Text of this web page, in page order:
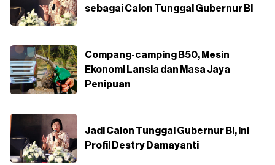
sebagai Calon Tunggal Gubernur BI
Compang-camping B50, Mesin
Ekonomi Lansia dan Masa Jaya
Penipuan
Jadi Calon Tunggal Gubernur BI, Ini
Profil Destry Damayanti